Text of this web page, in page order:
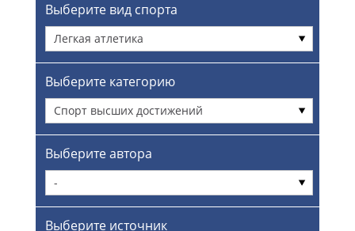
Выберите вид спорта
Легкая атлетика
Выберите категорию
Спорт высших достижений
Выберите автора
-
Выберите источник